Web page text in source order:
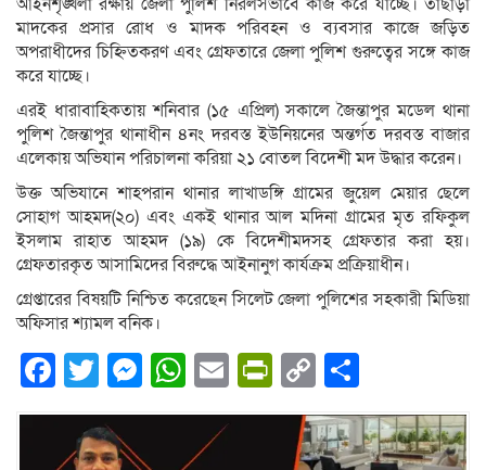
মাদকের প্রসার রোধ ও মাদক পরিবহন ও ব্যবসার কাজে জড়িত
অপরাধীদের চিহ্নিতকরণ এবং গ্রেফতারে জেলা পুলিশ গুরুত্বের সঙ্গে কাজ
করে যাচ্ছে।
এরই ধারাবাহিকতায় শনিবার (১৫ এপ্রিল) সকালে জৈন্তাপুর মডেল থানা
পুলিশ জৈন্তাপুর থানাধীন ৪নং দরবস্ত ইউনিয়নের অন্তর্গত দরবস্ত বাজার
এলেকায় অভিযান পরিচালনা করিয়া ২১ বোতল বিদেশী মদ উদ্ধার করেন।
উক্ত অভিযানে শাহপরান থানার লাখাডঙ্গি গ্রামের জুয়েল মেয়ার ছেলে
সোহাগ আহমদ(২০) এবং একই থানার আল মদিনা গ্রামের মৃত রফিকুল
ইসলাম রাহাত আহমদ (১৯) কে বিদেশীমদসহ গ্রেফতার করা হয়।
গ্রেফতারকৃত আসামিদের বিরুদ্ধে আইনানুগ কার্যক্রম প্রক্রিয়াধীন।
গ্রেপ্তারের বিষয়টি নিশ্চিত করেছেন সিলেট জেলা পুলিশের সহকারী মিডিয়া
অফিসার শ্যামল বনিক।
Facebook
Twitter
Messenger
WhatsApp
EmailPrintFriendly
Copy
Link